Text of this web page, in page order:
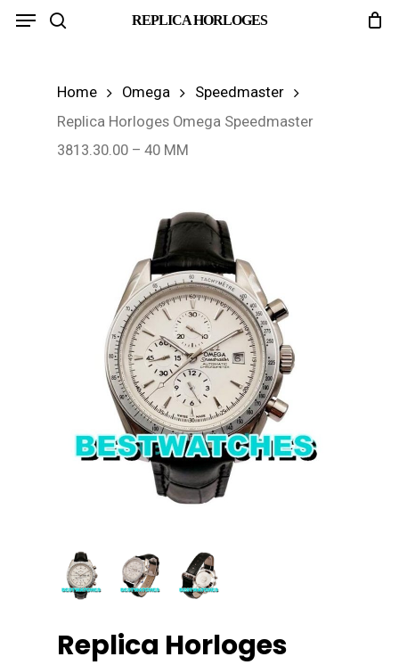
Skip
REPLICA HORLOGES
Menu
Home Omega
Speedmaster
Replica Horloges Omega Speedmaster
3813.30.00 – 40 MM
Replica Horloges